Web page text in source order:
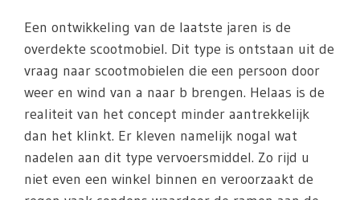
Een ontwikkeling van de laatste jaren is de
overdekte scootmobiel. Dit type is ontstaan uit de
vraag naar scootmobielen die een persoon door
weer en wind van a naar b brengen. Helaas is de
realiteit van het concept minder aantrekkelijk
dan het klinkt. Er kleven namelijk nogal wat
nadelen aan dit type vervoersmiddel. Zo rijd u
niet even een winkel binnen en veroorzaakt de